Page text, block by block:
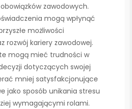
zawodowych.
mogą wpłynąć
możliwości
rozwój kariery zawodowej.
mogą mieć trudności w
dotyczących swojej
mniej satysfakcjonujące
jako sposób unikania stresu
wymagającymi rolami.